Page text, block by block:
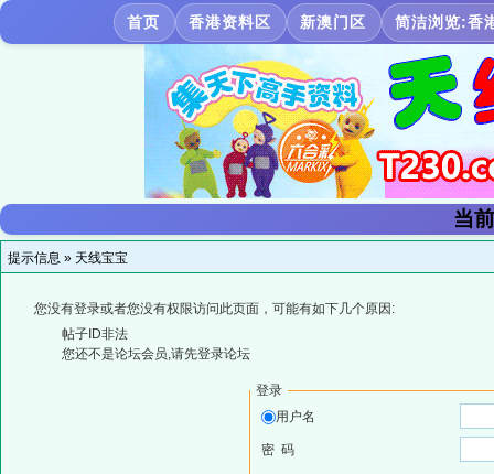
首页 香港资料区 新澳门区 简洁浏览:香
当
提示信息 » 天线宝宝
您没有登录或者您没有权限访问此页面，可能有如下几个原因:
帖子ID非法
您还不是论坛会员,请先登录论坛
登录
用户名
密 码